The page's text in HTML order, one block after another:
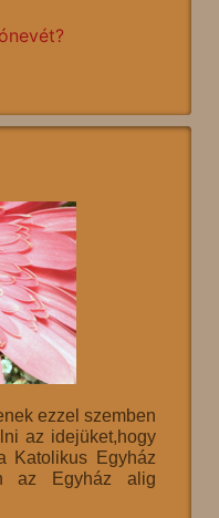
ezzel szemben
az idejüket,hogy
Katolikus Egyház
az Egyház alig